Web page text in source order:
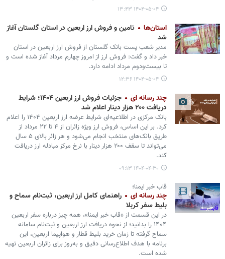
۱۴۰۴-۰۵-۰۴ ۱۳:۴۳
استان‌ها
تامین و فروش ارز اربعین در استان گلستان آغاز
شد
مدیر شعب پست بانک گلستان از فروش ارز اربعین در استان
خبر داد و گفت: فروش ارز از امروز چهارم مرداد آغاز شده است و
تا بیست‌ودوم مرداد ادامه دارد.
۱۴۰۴-۰۵-۰۴ ۱۲:۳۶
چند رسانه ای
جزئیات فروش ارز اربعین ۱۴۰۴؛ شرایط
دریافت ۲۰۰ هزار دینار اعلام شد
بانک مرکزی در اطلاعیه‌ای شرایط عرضه ارز اربعین ۱۴۰۴ را اعلام
کرد. بر این اساس، فروش ارز ویژه زائران از ۴ تا ۲۲ مرداد از
طریق بانک‌های منتخب انجام می‌شود و هر زائر بالای ۵ سال
می‌تواند تا سقف ۲۰۰ هزار دینار با نرخ مرکز مبادله ارز دریافت
کند.
۱۴۰۴-۰۴-۳۰ ۰۹:۱۳
قاب خبر ایمنا؛
چند رسانه ای
راهنمای کامل ارز اربعین، ثبت‌نام سماح و
بلیط سفر کربلا
در این قسمت از «قاب خبر ایمنا»، همه چیز درباره سفر اربعین
۱۴۰۴ را بدانید؛ از نحوه دریافت ارز اربعین و ثبت‌نام سامانه
سماح گرفته تا زمان خرید بلیط قطار و هواپیما اربعین، این
برنامه با هدف اطلاع‌رسانی دقیق و به‌روز برای زائران اربعین تهیه
شده است.